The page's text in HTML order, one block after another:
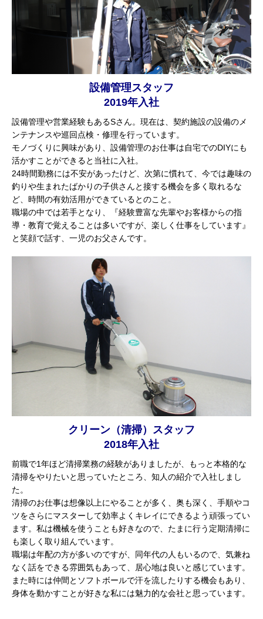
設備管理スタッフ
2019年入社
設備管理や営業経験もあるSさん。現在は、契約施設の設備のメ
ンテナンスや巡回点検・修理を行っています。
モノづくりに興味があり、設備管理のお仕事は自宅でのDIYにも
活かすことができると当社に入社。
24時間勤務には不安があったけど、次第に慣れて、今では趣味の
釣りや生まれたばかりの子供さんと接する機会を多く取れるな
ど、時間の有効活用ができているとのこと。
職場の中では若手となり、『経験豊富な先輩やお客様からの指
導・教育で覚えることは多いですが、楽しく仕事をしています』
と笑顔で話す、一児のお父さんです。
クリーン（清掃）スタッフ
2018年入社
前職で1年ほど清掃業務の経験がありましたが、もっと本格的な
清掃をやりたいと思っていたところ、知人の紹介で入社しまし
た。
清掃のお仕事は想像以上にやることが多く、奥も深く、手順やコ
ツをさらにマスターして効率よくキレイにできるよう頑張ってい
ます。私は機械を使うことも好きなので、たまに行う定期清掃に
も楽しく取り組んでいます。
職場は年配の方が多いのですが、同年代の人もいるので、気兼ね
なく話をできる雰囲気もあって、居心地は良いと感じています。
また時には仲間とソフトボールで汗を流したりする機会もあり、
身体を動かすことが好きな私には魅力的な会社と思っています。